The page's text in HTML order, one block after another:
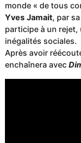
monde « de tous
Yves Jamait, par
participe à un rejet,
inégalités sociales.
Après avoir
enchaînera avec